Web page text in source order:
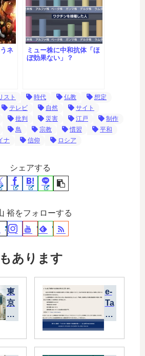
ネ
ミュー株に中和抗体「ほ
ぼ効果ない」？
スト 時代 仏教
想定
テレビ 自然
サイト
批判 災害 江戸
制作
鳥 宗教 慣習
平和
ナ 信仰 ロシア
シェアする
裕をフォローする
あります
東
京
五
プ
レ
e-
Ta
x
ス
パ